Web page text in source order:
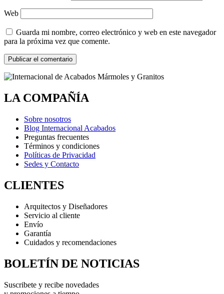
Web
Guarda mi nombre, correo electrónico y web en este navegador
para la próxima vez que comente.
LA COMPAÑÍA
Sobre nosotros
Blog Internacional Acabados
Preguntas frecuentes
Términos y condiciones
Políticas de Privacidad
Sedes y Contacto
CLIENTES
Arquitectos y Diseñadores
Servicio al cliente
Envío
Garantía
Cuidados y recomendaciones
BOLETÍN DE NOTICIAS
Suscribete y recibe novedades